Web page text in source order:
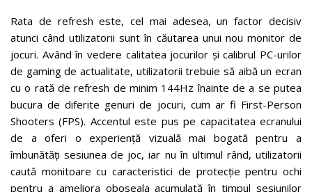
Rata de refresh este, cel mai adesea, un factor decisiv
atunci când utilizatorii sunt în căutarea unui nou monitor de
jocuri. Având în vedere calitatea jocurilor și calibrul PC-urilor
de gaming de actualitate, utilizatorii trebuie să aibă un ecran
cu o rată de refresh de minim 144Hz înainte de a se putea
bucura de diferite genuri de jocuri, cum ar fi First-Person
Shooters (FPS). Accentul este pus pe capacitatea ecranului
de a oferi o experiență vizuală mai bogată pentru a
îmbunătăți sesiunea de joc, iar nu în ultimul rând, utilizatorii
caută monitoare cu caracteristici de protecție pentru ochi
pentru a ameliora oboseala acumulată în timpul sesiunilor